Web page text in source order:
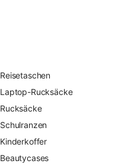
Reisetaschen
Laptop-Rucksäcke
Rucksäcke
Schulranzen
Kinderkoffer
Beautycases